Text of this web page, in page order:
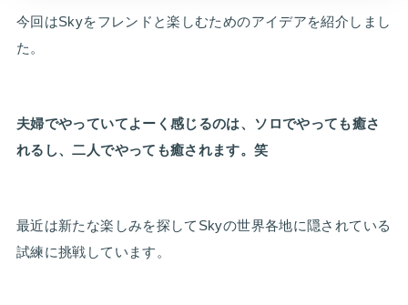
今回はSkyをフレンドと楽しむためのアイデアを紹介しまし
た。
夫婦でやっていてよーく感じるのは、ソロでやっても癒さ
れるし、二人でやっても癒されます。笑
最近は新たな楽しみを探してSkyの世界各地に隠されている
試練に挑戦しています。